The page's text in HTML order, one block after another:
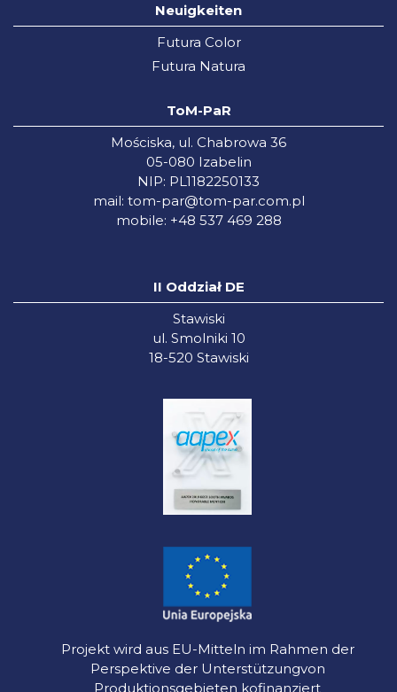
Neuigkeiten
Futura Color
Futura Natura
ToM-PaR
Mościska, ul. Chabrowa 36
05-080 Izabelin
NIP: PL1182250133
mail: tom-par@tom-par.com.pl
mobile: +48 537 469 288
II Oddział DE
Stawiski
ul. Smolniki 10
18-520 Stawiski
Projekt wird aus EU-Mitteln im Rahmen der
Perspektive der Unterstützungvon
Produktionsgebieten kofinanziert